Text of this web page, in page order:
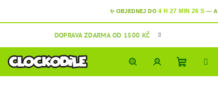
✨ OBJEDNEJ DO4 H 27 MIN 25 S— AV
obsah
DOPRAVA ZDARMA OD 1500 KČ
HledatPřihlášeníNákupní